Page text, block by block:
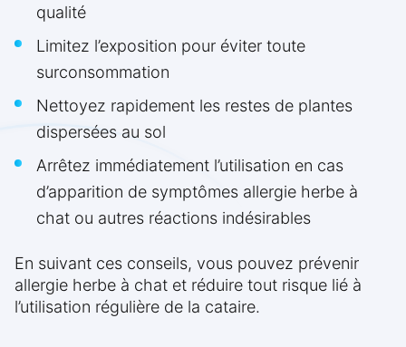
qualité
Limitez l’exposition pour éviter toute
surconsommation
Nettoyez rapidement les restes de plantes
dispersées au sol
Arrêtez immédiatement l’utilisation en cas
d’apparition de symptômes allergie herbe à
chat ou autres réactions indésirables
En suivant ces conseils, vous pouvez prévenir
allergie herbe à chat et réduire tout risque lié à
l’utilisation régulière de la cataire.